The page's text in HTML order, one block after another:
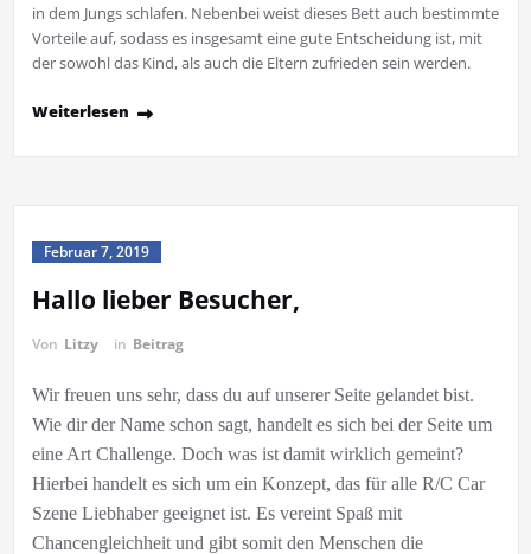
in dem Jungs schlafen. Nebenbei weist dieses Bett auch bestimmte
Vorteile auf, sodass es insgesamt eine gute Entscheidung ist, mit
der sowohl das Kind, als auch die Eltern zufrieden sein werden.
Weiterlesen
Februar 7, 2019
Hallo lieber Besucher,
Von Litzy in Beitrag
Wir freuen uns sehr, dass du auf unserer Seite gelandet bist.
Wie dir der Name schon sagt, handelt es sich bei der Seite um
eine Art Challenge. Doch was ist damit wirklich gemeint?
Hierbei handelt es sich um ein Konzept, das für alle R/C Car
Szene Liebhaber geeignet ist. Es vereint Spaß mit
Chancengleichheit und gibt somit den Menschen die